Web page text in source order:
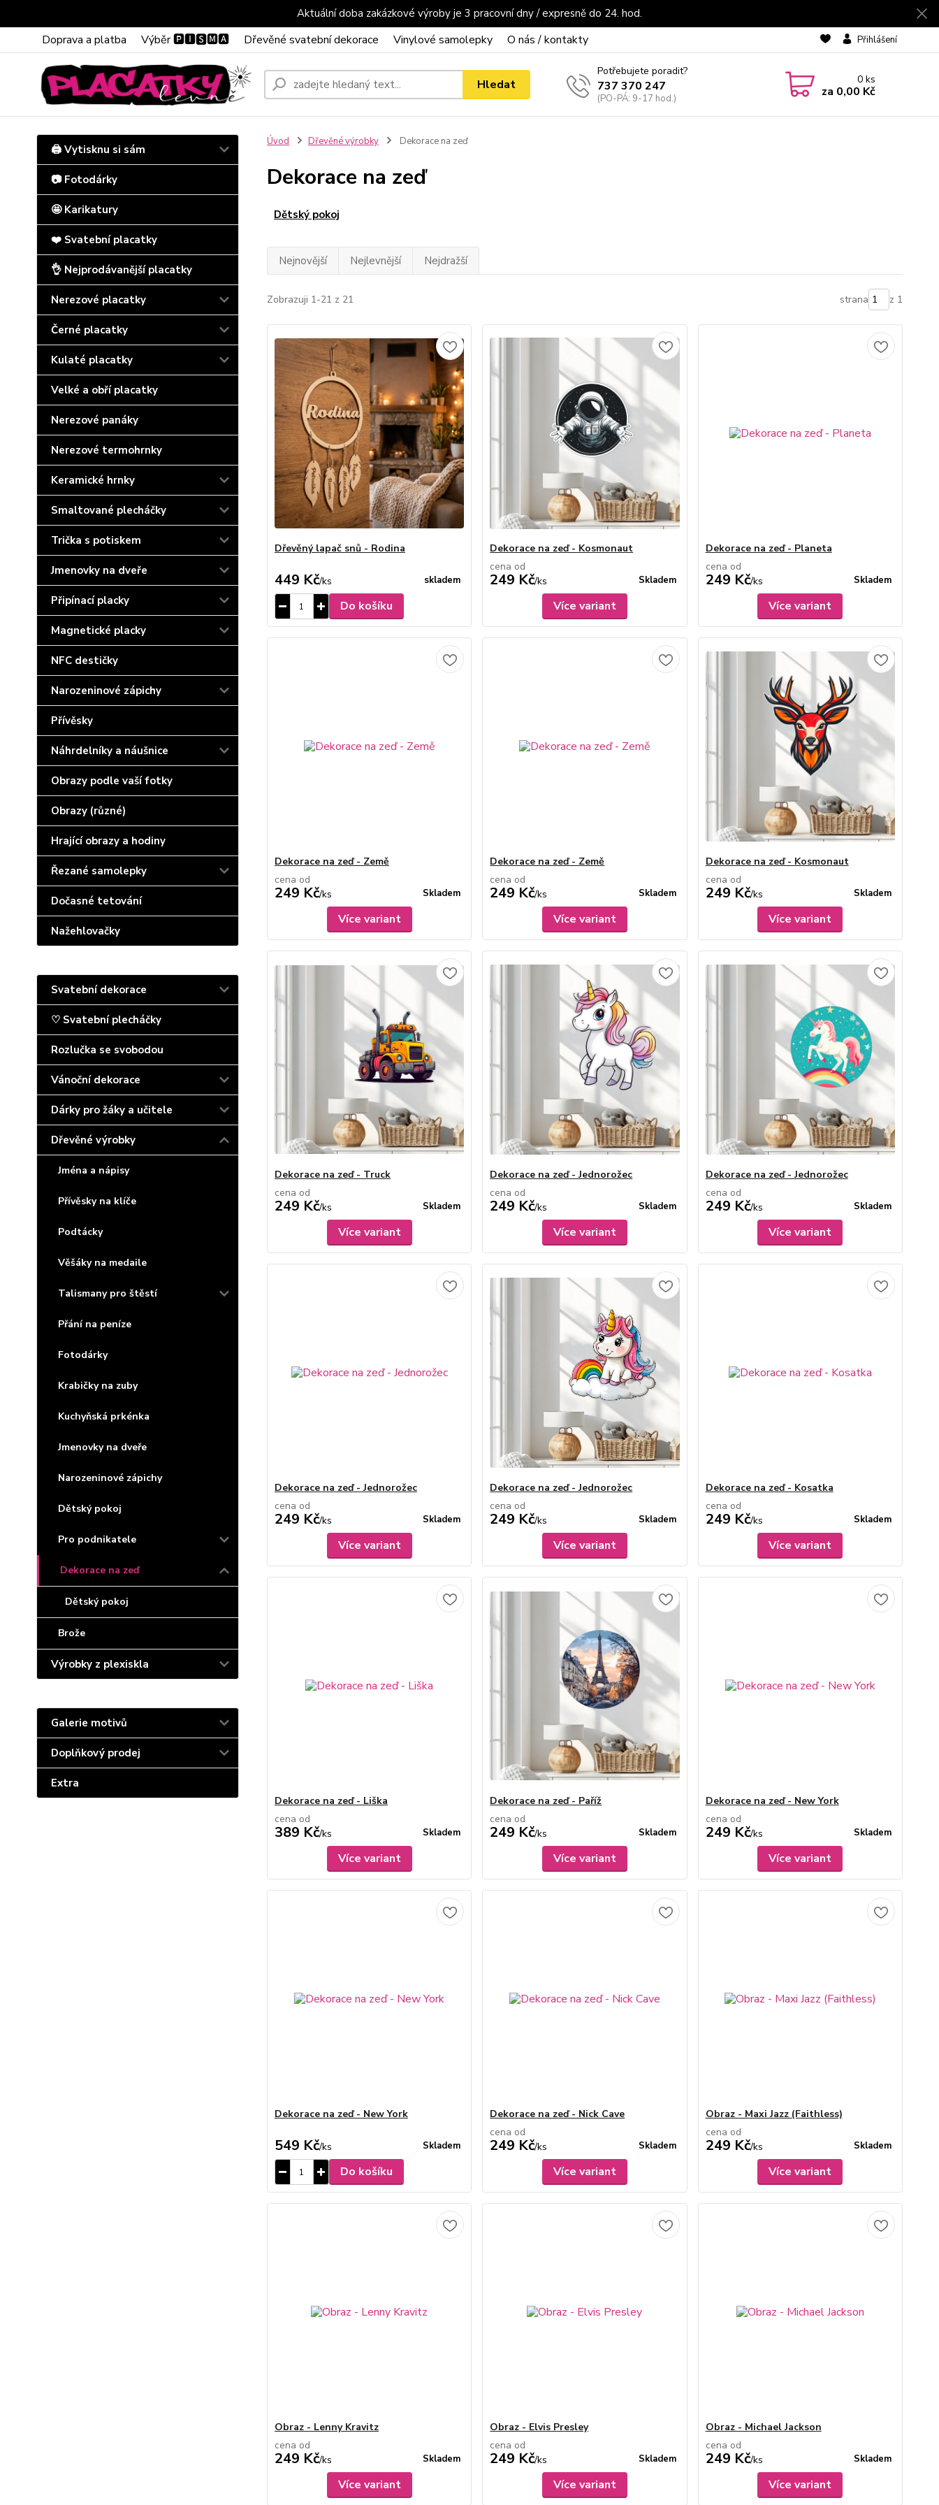
Aktuální doba zakázkové výroby je 3 pracovní dny / expresně do 24. hod.
Doprava a platba Výběr 🅿🅸🆂🅼🅰 Dřevěné svatební dekorace Vinylové samolepky O nás / kontakty Přihlášení
Hledat
Potřebujete poradit?
737 370 247
(PO-PÁ: 9-17 hod.)
0ks
za 0,00 Kč
🖨️ Vytisknu si sám
📷 Fotodárky
🤩 Karikatury
❤️ Svatební placatky
👌 Nejprodávanější placatky
Nerezové placatky
Černé placatky
Kulaté placatky
Velké a obří placatky
Nerezové panáky
Nerezové termohrnky
Keramické hrnky
Smaltované plecháčky
Trička s potiskem
Jmenovky na dveře
Připínací placky
Magnetické placky
NFC destičky
Narozeninové zápichy
Přívěsky
Náhrdelníky a náušnice
Obrazy podle vaší fotky
Obrazy (různé)
Hrající obrazy a hodiny
Řezané samolepky
Dočasné tetování
Nažehlovačky
Svatební dekorace
♡ Svatební plecháčky
Rozlučka se svobodou
Vánoční dekorace
Dárky pro žáky a učitele
Dřevěné výrobky
Jména a nápisy
Přívěsky na klíče
Podtácky
Věšáky na medaile
Talismany pro štěstí
Přání na peníze
Fotodárky
Krabičky na zuby
Kuchyňská prkénka
Jmenovky na dveře
Narozeninové zápichy
Dětský pokoj
Pro podnikatele
Dekorace na zeď
Dětský pokoj
Brože
Výrobky z plexiskla
Galerie motivů
Doplňkový prodej
Extra
Úvod Dřevěné výrobky Dekorace na zeď
Dekorace na zeď
Dětský pokoj
Nejnovější Nejlevnější Nejdražší
Zobrazuji 1-21 z 21 strana z 1
Dřevěný lapač snů - Rodina
449 Kč/ks skladem
Do košíku
Dekorace na zeď - Kosmonaut
cena od
249 Kč/ks Skladem
Více variant
Dekorace na zeď - Planeta
cena od
249 Kč/ks Skladem
Více variant
Dekorace na zeď - Země
cena od
249 Kč/ks Skladem
Více variant
Dekorace na zeď - Země
cena od
249 Kč/ks Skladem
Více variant
Dekorace na zeď - Kosmonaut
cena od
249 Kč/ks Skladem
Více variant
Dekorace na zeď - Truck
cena od
249 Kč/ks Skladem
Více variant
Dekorace na zeď - Jednorožec
cena od
249 Kč/ks Skladem
Více variant
Dekorace na zeď - Jednorožec
cena od
249 Kč/ks Skladem
Více variant
Dekorace na zeď - Jednorožec
cena od
249 Kč/ks Skladem
Více variant
Dekorace na zeď - Jednorožec
cena od
249 Kč/ks Skladem
Více variant
Dekorace na zeď - Kosatka
cena od
249 Kč/ks Skladem
Více variant
Dekorace na zeď - Liška
cena od
389 Kč/ks Skladem
Více variant
Dekorace na zeď - Paříž
cena od
249 Kč/ks Skladem
Více variant
Dekorace na zeď - New York
cena od
249 Kč/ks Skladem
Více variant
Dekorace na zeď - New York
549 Kč/ks Skladem
Do košíku
Dekorace na zeď - Nick Cave
cena od
249 Kč/ks Skladem
Více variant
Obraz - Maxi Jazz (Faithless)
cena od
249 Kč/ks Skladem
Více variant
Obraz - Lenny Kravitz
cena od
249 Kč/ks Skladem
Více variant
Obraz - Elvis Presley
cena od
249 Kč/ks Skladem
Více variant
Obraz - Michael Jackson
cena od
249 Kč/ks Skladem
Více variant